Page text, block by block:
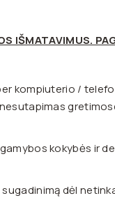
IŠMATAVIMUS.
kompiuterio /
kokybės ir
dėl